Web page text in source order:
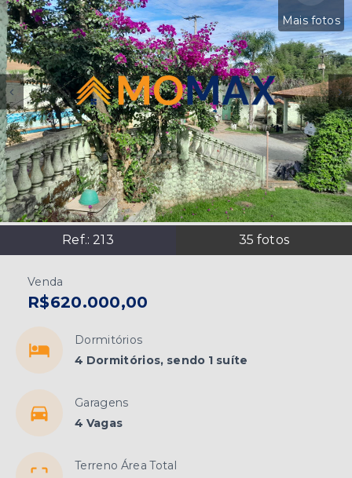
Mais fotos
Ref.: 213 35 fotos
Venda
R$620.000,00
Dormitórios
4 Dormitórios, sendo 1 suíte
Garagens
4 Vagas
Terreno Área Total